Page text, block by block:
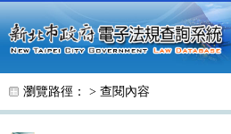
跳至主要內容
瀏覽路徑： > 查閱內容